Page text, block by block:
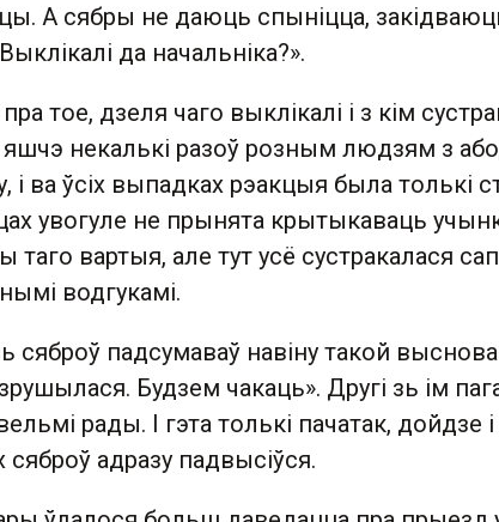
А сябры не даюць спыніцца,
да начальніка?».
тое, дзеля чаго выклікалі і з кім
яшчэ некалькі разоў розным людзям з
і ва ўсіх выпадках рэакцыя была толькі
увогуле не прынята крытыкаваць
таго вартыя, але тут усё сустракалася
водгукамі.
сяброў падсумаваў навіну такой
Будзем чакаць». Другі зь ім
рады. І гэта толькі пачатак, дойдзе
сяброў адразу падвысіўся.